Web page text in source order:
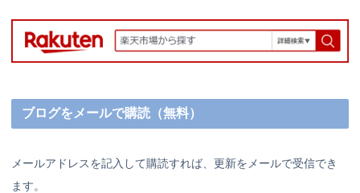
ブログをメールで購読（無料）
メールアドレスを記入して購読すれば、更新をメールで受信でき
ます。